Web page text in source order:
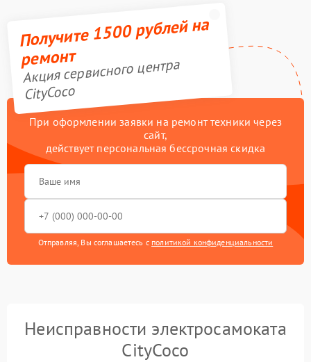
Получите 1500 рублей на
ремонт
Акция сервисного центра
CityCoco
При оформлении заявки на ремонт техники через
сайт,
действует персональная бессрочная скидка
Отправляя, Вы соглашаетесь с политикой конфиденциальности
Неисправности электросамоката
CityCoco